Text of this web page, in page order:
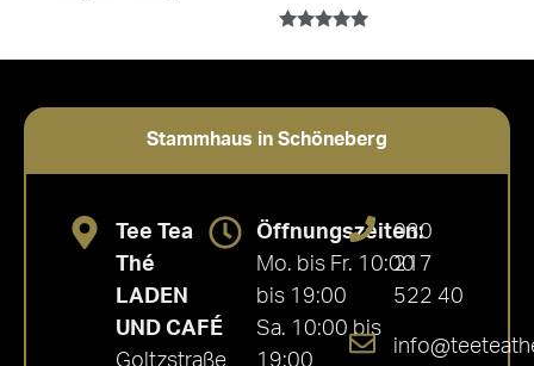
5.00
Stammhaus in Schöneberg
Tee Tea
Thé
LADEN
UND CAFÉ
Goltzstraße
Öffnungszeiten:
Mo. bis Fr. 10:00
bis 19:00
Sa. 10:00 bis
19:00
030
217
522 40